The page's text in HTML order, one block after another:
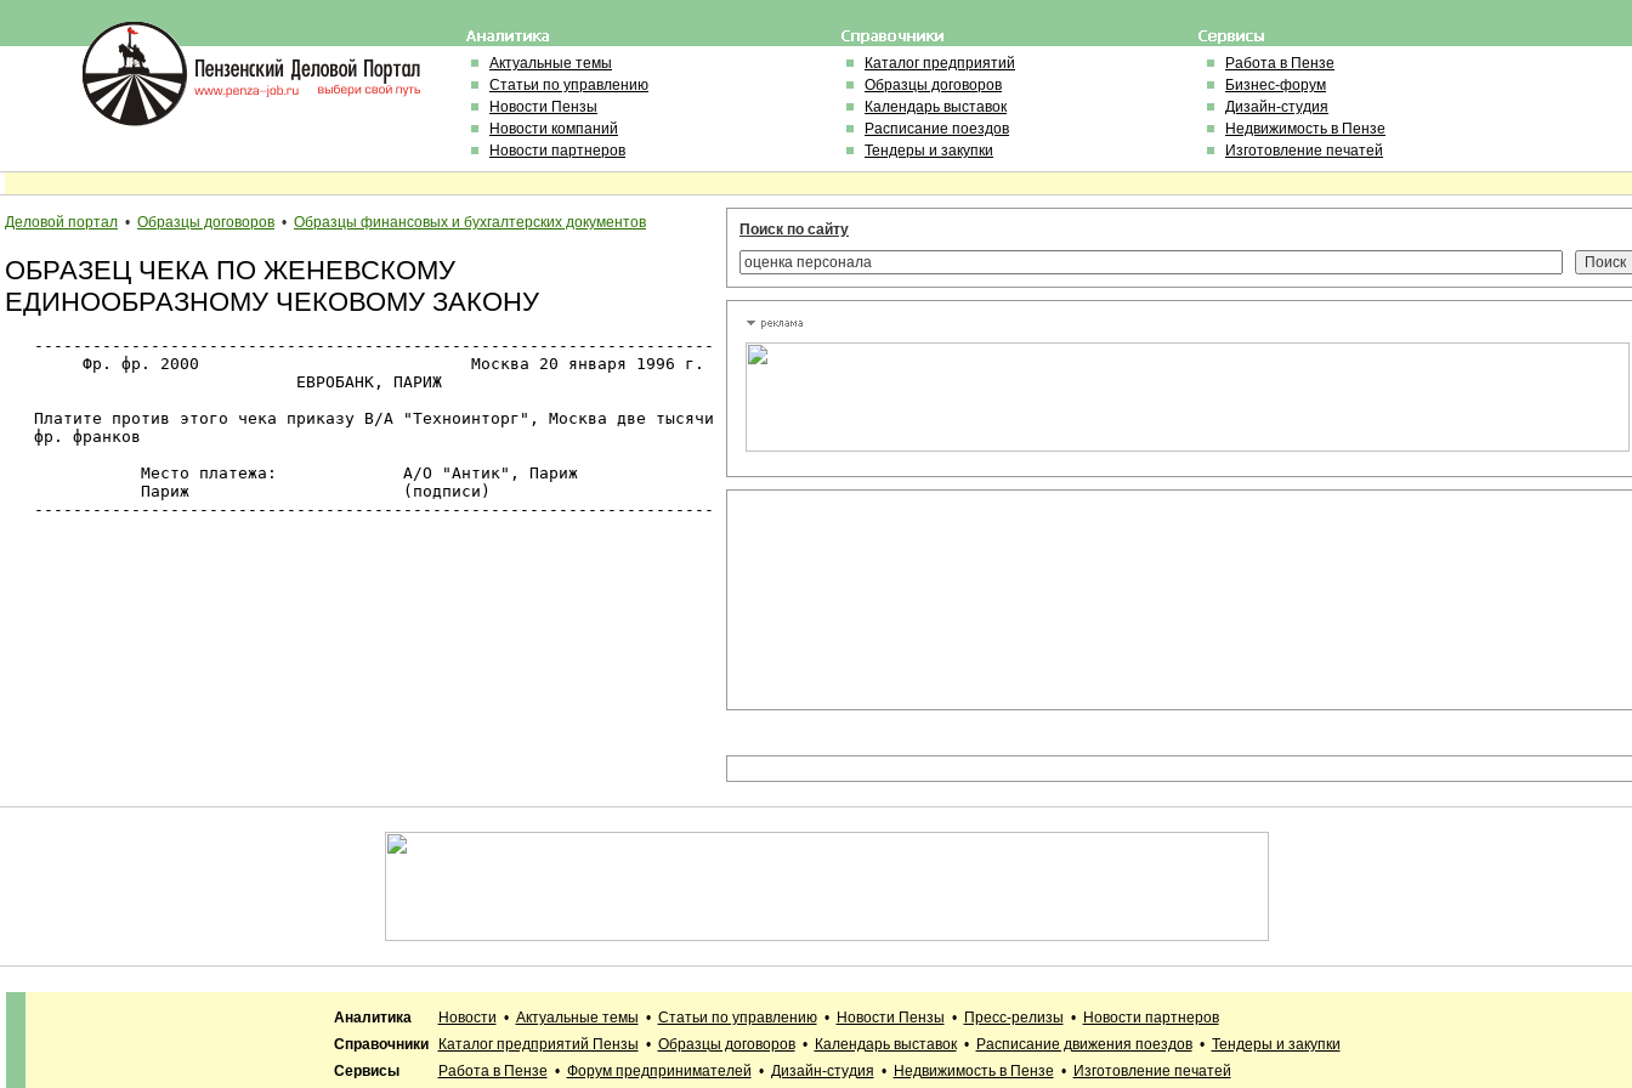
Актуальные темы
Статьи по управлению
Новости Пензы
Новости компаний
Новости партнеров
Каталог предприятий
Образцы договоров
Календарь выставок
Расписание поездов
Тендеры и закупки
Работа в Пензе
Бизнес-форум
Дизайн-студия
Недвижимость в Пензе
Изготовление печатей
Деловой портал • Образцы договоров • Образцы финансовых и бухгалтерских документов
ОБРАЗЕЦ ЧЕКА ПО ЖЕНЕВСКОМУ
ЕДИНООБРАЗНОМУ ЧЕКОВОМУ ЗАКОНУ
   ----------------------------------------------------------------------
        Фр. фр. 2000                            Москва 20 января 1996 г.
                              ЕВРОБАНК, ПАРИЖ
   Платите против этого чека приказу В/А "Техноинторг", Москва две тысячи
   фр. франков
              Место платежа:             А/О "Антик", Париж
              Париж                      (подписи)
   ----------------------------------------------------------------------
Поиск по сайту
Аналитика Новости • Актуальные темы • Статьи по управлению• Новости Пензы • Пресс-релизы • Новости партнеров
Справочники
Каталог предприятий Пензы • Образцы договоров• Календарь выставок• Расписание движения поездов• Тендеры и закупки
Сервисы
Работа в Пензе • Форум предпринимателей • Дизайн-студия • Недвижимость в Пензе • Изготовление печатей